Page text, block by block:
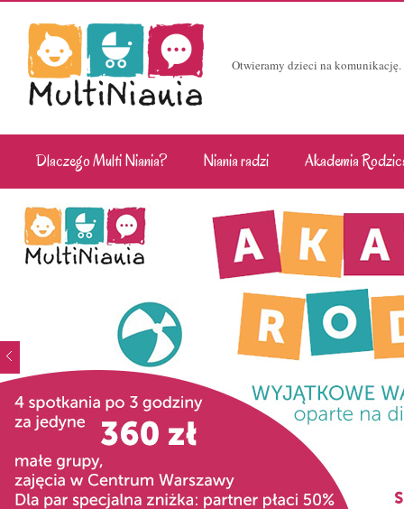
Otwieramy dzieci na
Dlaczego Multi Niania? Niania radzi Akademia